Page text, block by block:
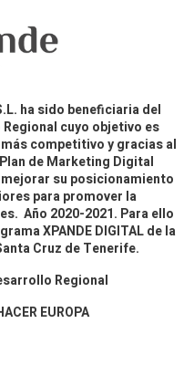
ha sido beneficiaria del
cuyo objetivo es
competitivo y gracias al
de Marketing Digital
su posicionamiento
para promover la
Año 2020-2021. Para ello
XPANDE DIGITAL de la
Cruz de Tenerife.
Regional
EUROPA